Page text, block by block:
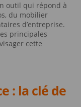
outil qui répond à
du mobilier
d’entreprise.
principales
cette
: la clé de